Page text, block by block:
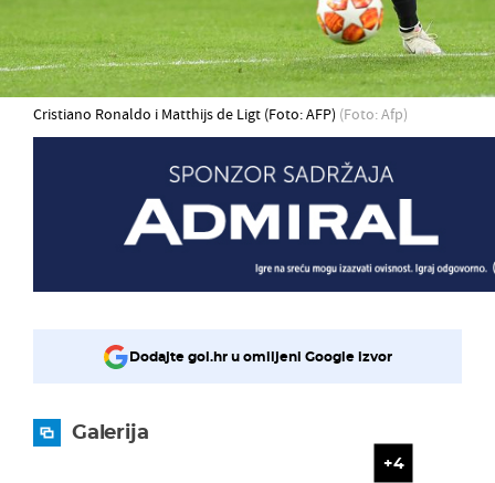
Cristiano Ronaldo i Matthijs de Ligt (Foto: AFP) (Foto: Afp)
Dodajte gol.hr u omiljeni Google izvor
Galerija
4